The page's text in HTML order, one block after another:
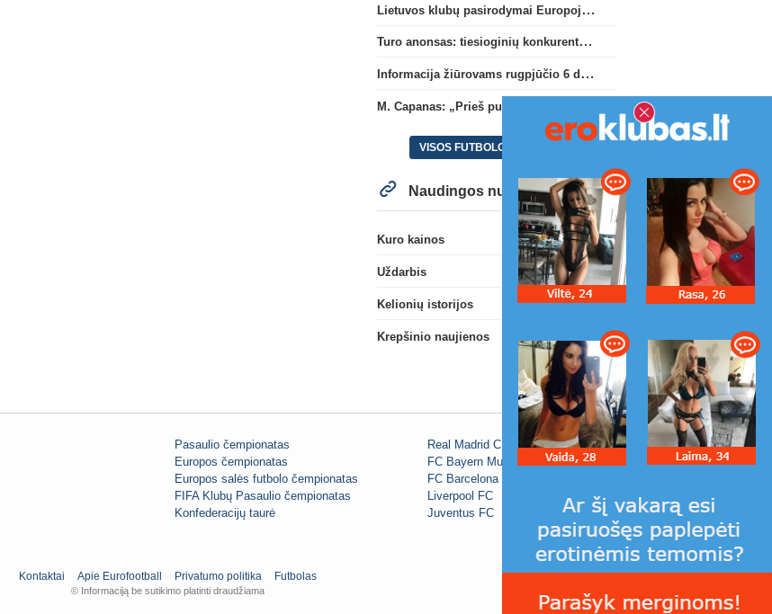
Lietuvos klubų pasirodymai Europoje: patirti pralaimėjimai Kroatijos atstovams
Turo anonsas: tiesioginių konkurentų dvikova Gargžduose
Informacija žiūrovams rugpjūčio 6 d. UEFA rungtynėms
VISOS FUTBOLO NAUJIENOS
Naudingos nuorodos
Kuro kainos
Uždarbis
Kelionių istorijos
Krepšinio naujienos
Pasaulio čempionatas
Europos čempionatas
Europos salės futbolo čempionatas
FIFA Klubų Pasaulio čempionatas
Konfederacijų taurė
Real Madrid C.F.
FC Bayern Munich
FC Barcelona
Liverpool FC
Juventus FC
Kontaktai Apie Eurofootball Privatumo politika Futbolas
© Informaciją be sutikimo platinti draudžiama